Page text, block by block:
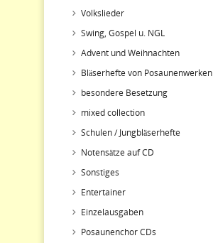
Volkslieder
Swing, Gospel u. NGL
Advent und Weihnachten
Bläserhefte von Posaunenwerken
besondere Besetzung
mixed collection
Schulen / Jungbläserhefte
Notensätze auf CD
Sonstiges
Entertainer
Einzelausgaben
Posaunenchor CDs